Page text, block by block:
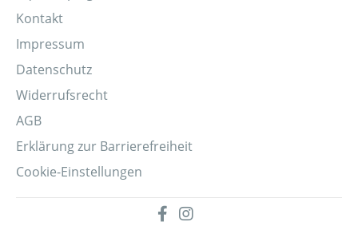
Kontakt
Impressum
Datenschutz
Widerrufsrecht
AGB
Erklärung zur Barrierefreiheit
Cookie-Einstellungen